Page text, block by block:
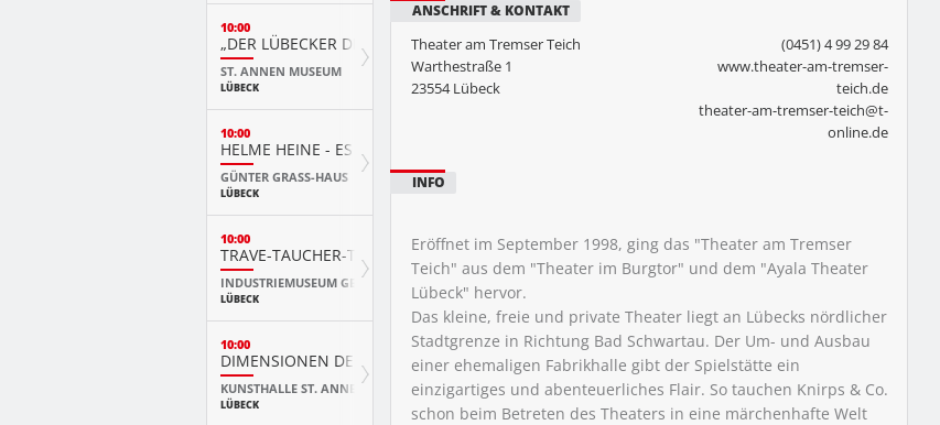
ANSCHRIFT & KONTAKT
Theater am Tremser Teich
Warthestraße 1
23554 Lübeck
(0451) 4 99 29 84
www.theater-am-tremser-
teich.de
theater-am-tremser-teich@t-
online.de
INFO
Eröffnet im September 1998, ging das "Theater am Tremser
Teich" aus dem "Theater im Burgtor" und dem "Ayala Theater
Lübeck" hervor.
Das kleine, freie und private Theater liegt an Lübecks nördlicher
Stadtgrenze in Richtung Bad Schwartau. Der Um- und Ausbau
einer ehemaligen Fabrikhalle gibt der Spielstätte ein
einzigartiges und abenteuerliches Flair. So tauchen Knirps & Co.
schon beim Betreten des Theaters in eine märchenhafte Welt
10:00
„DER LÜBECKER DIVAN. EIN REISEFÜHRER FÜR DIE SEIDENSTRASSE“
ST. ANNEN MUSEUM
LÜBECK
10:00
HELME HEINE - ES WAR EINMAL ...
GÜNTER GRASS-HAUS
LÜBECK
10:00
TRAVE-TAUCHER-TECHNIK - OHNE TAUCHER GEHT ES NICHT!
INDUSTRIEMUSEUM GESCHICHTSWERKSTATT HERRENWYK
LÜBECK
10:00
DIMENSIONEN DER FREIHEIT
KUNSTHALLE ST. ANNEN
LÜBECK